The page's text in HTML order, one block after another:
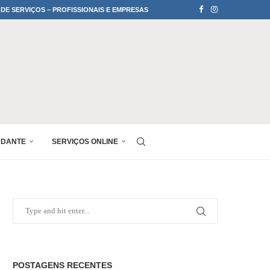
SERVIÇOS – PROFISSIONAIS E EMPRESAS
SERVIÇOS ONLINE
POSTAGENS RECENTES